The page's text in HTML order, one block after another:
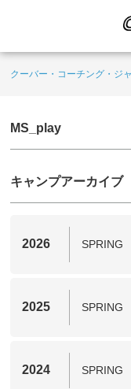
クーバー・コーチング・ジ
MS_play
キャンプアーカイブ
2026 SPRING
2025 SPRING
2024 SPRING